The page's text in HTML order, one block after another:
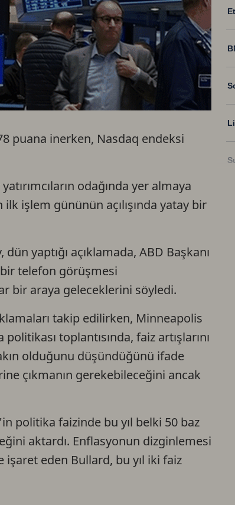
puana inerken, Nasdaq endeksi
odağında yer almaya
işlem gününün açılışında yatay bir
yaptığı açıklamada, ABD Başkanı
telefon görüşmesi
bir araya geleceklerini söyledi.
takip edilirken, Minneapolis
toplantısında, faiz artışlarını
olduğunu düşündüğünü ifade
çıkmanın gerekebileceğini ancak
politika faizinde bu yıl belki 50 baz
aktardı. Enflasyonun dizginlemesi
eden Bullard, bu yıl iki faiz